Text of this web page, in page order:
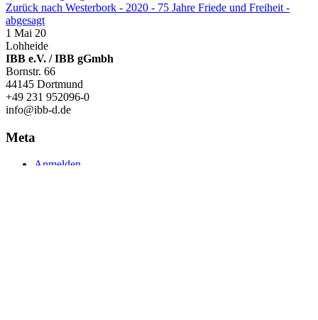
Zurück nach Westerbork - 2020 - 75 Jahre Friede und Freiheit -
abgesagt
1 Mai 20
Lohheide
IBB e.V. / IBB gGmbh
Bornstr. 66
44145 Dortmund
+49 231 952096-0
info@ibb-d.de
Meta
Anmelden